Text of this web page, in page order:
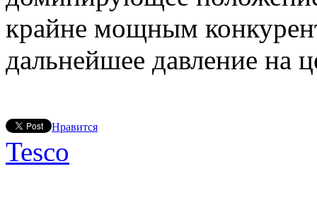
крайне мощным
дальнейшее давление на
Нравится
Tesco